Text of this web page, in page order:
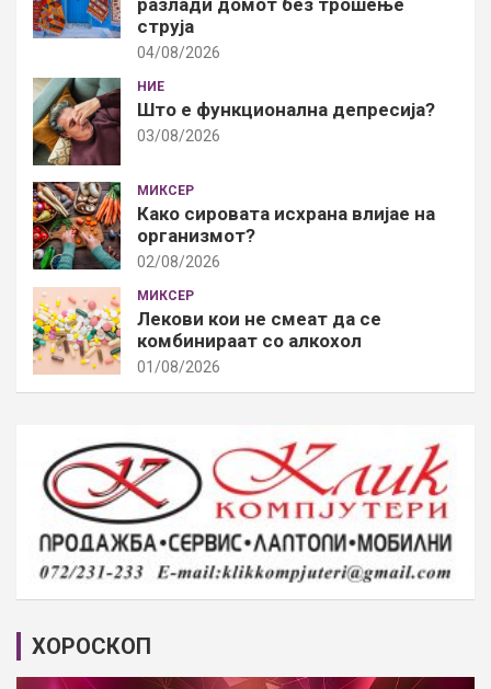
струја
04/08/2026
НИЕ
Што е функционална депресија?
03/08/2026
МИКСЕР
Како сировата исхрана влијае на
организмот?
02/08/2026
МИКСЕР
Лекови кои не смеат да се
комбинираат со алкохол
01/08/2026
ХОРОСКОП